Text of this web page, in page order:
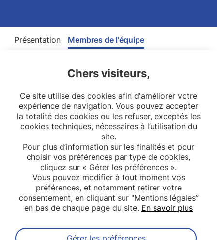
Présentation Membres de l'équipe
Chers visiteurs,
Ce site utilise des cookies afin d'améliorer votre
expérience de navigation. Vous pouvez accepter
la totalité des cookies ou les refuser, exceptés les
cookies techniques, nécessaires à l’utilisation du
site.
Pour plus d’information sur les finalités et pour
choisir vos préférences par type de cookies,
cliquez sur « Gérer les préférences ».
Vous pouvez modifier à tout moment vos
préférences, et notamment retirer votre
consentement, en cliquant sur "Mentions légales”
en bas de chaque page du site. En savoir plus
Gérer les préférences